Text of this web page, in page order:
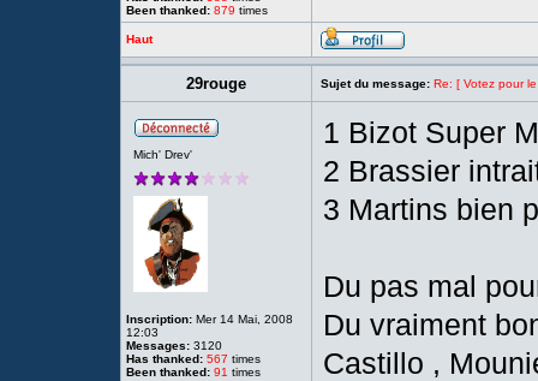
Been thanked: 879 times
Haut
29rouge Sujet du message: Re: [ Votez pour
Mich' Drev'
Inscription: Mer 14 Mai, 2008
12:03
Messages: 3120
Has thanked: 567 times
Been thanked: 91 times
1 Bizot Super
2 Brassier
3 Martins bien
Du pas mal
Du vraiment
Castillo ,